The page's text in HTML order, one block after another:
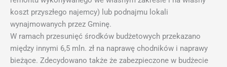
koszt przyszłego najemcy) lub podnajmu lokali
wynajmowanych przez Gminę.
W ramach przesunięć środków budżetowych przekazano
między innymi 6,5 mln. zł na naprawę chodników i naprawy
bieżące. Zdecydowano także że zabezpieczone w budżecie